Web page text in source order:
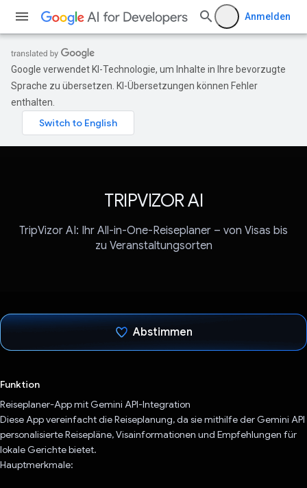
Anmelden
Google verwendet KI-Technologie, um Inhalte in Ihre bevorzugte
Sprache zu übersetzen. KI-Übersetzungen können Fehler
enthalten.
TRIPVIZOR AI
TripVizor AI: Ihr All-in-One-Reiseplaner – von Visas bis
zu Veranstaltungsorten
Abstimmen
Funktion
Reiseplaner-App mit Gemini API-Integration
Diese App vereinfacht die Reiseplanung, da sie mithilfe der Gemini API
personalisierte Reisepläne, Visainformationen und Empfehlungen für
lokale Gerichte bietet.
Hauptmerkmale: